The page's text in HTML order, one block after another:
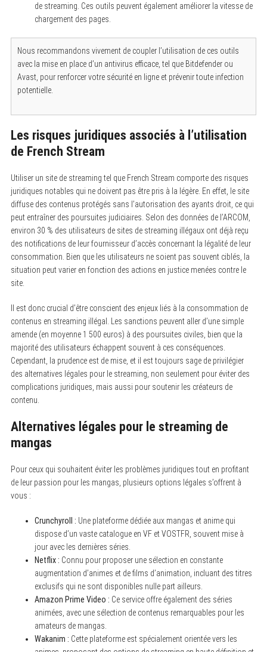
de streaming. Ces outils peuvent également améliorer la vitesse de
chargement des pages.
Nous recommandons vivement de coupler l’utilisation de ces outils
avec la mise en place d’un antivirus efficace, tel que Bitdefender ou
Avast, pour renforcer votre sécurité en ligne et prévenir toute infection
potentielle.
Les risques juridiques associés à l’utilisation
de French Stream
Utiliser un site de streaming tel que French Stream comporte des risques
juridiques notables qui ne doivent pas être pris à la légère. En effet, le site
diffuse des contenus protégés sans l’autorisation des ayants droit, ce qui
peut entraîner des poursuites judiciaires. Selon des données de l’ARCOM,
environ 30 % des utilisateurs de sites de streaming illégaux ont déjà reçu
des notifications de leur fournisseur d’accès concernant la légalité de leur
consommation. Bien que les utilisateurs ne soient pas souvent ciblés, la
situation peut varier en fonction des actions en justice menées contre le
site.
Il est donc crucial d’être conscient des enjeux liés à la consommation de
contenus en streaming illégal. Les sanctions peuvent aller d’une simple
amende (en moyenne 1 500 euros) à des poursuites civiles, bien que la
majorité des utilisateurs échappent souvent à ces conséquences.
Cependant, la prudence est de mise, et il est toujours sage de privilégier
des alternatives légales pour le streaming, non seulement pour éviter des
complications juridiques, mais aussi pour soutenir les créateurs de
contenu.
Alternatives légales pour le streaming de
mangas
Pour ceux qui souhaitent éviter les problèmes juridiques tout en profitant
de leur passion pour les mangas, plusieurs options légales s’offrent à
vous :
Crunchyroll : Une plateforme dédiée aux mangas et anime qui
dispose d’un vaste catalogue en VF et VOSTFR, souvent mise à
jour avec les dernières séries.
Netflix : Connu pour proposer une sélection en constante
augmentation d’animes et de films d’animation, incluant des titres
exclusifs qui ne sont disponibles nulle part ailleurs.
Amazon Prime Video : Ce service offre également des séries
animées, avec une sélection de contenus remarquables pour les
amateurs de mangas.
Wakanim : Cette plateforme est spécialement orientée vers les